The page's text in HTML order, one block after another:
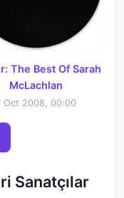
The Best Of Sarah
McLachlan
Oct 2008, 00:00
Sanatçılar